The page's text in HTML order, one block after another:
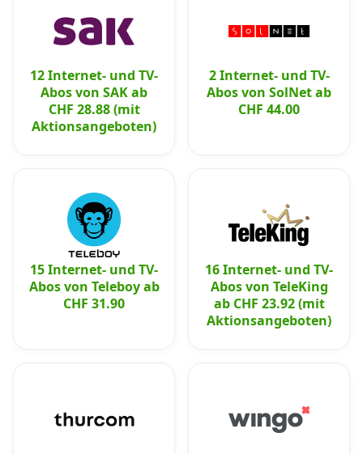
12 Internet- und TV-
Abos von SAK ab
CHF 28.88 (mit
Aktionsangeboten)
2 Internet- und TV-
Abos von SolNet ab
CHF 44.00
15 Internet- und TV-
Abos von Teleboy ab
CHF 31.90
16 Internet- und TV-
Abos von TeleKing
ab CHF 23.92 (mit
Aktionsangeboten)